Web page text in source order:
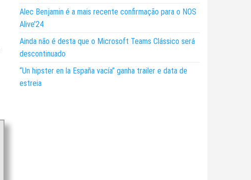
Alec Benjamin é a mais recente confirmação para o NOS
Alive’24
Ainda não é desta que o Microsoft Teams Clássico será
descontinuado
“Un hipster en la España vacía” ganha trailer e data de
estreia